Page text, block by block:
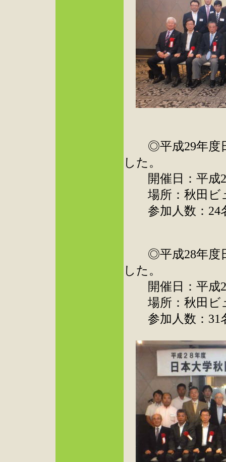
◎平成29年度日
した。
開催日：平成
場所：秋田ビ
参加人数：24
◎平成28年度日
した。
開催日：平成
場所：秋田ビ
参加人数：31